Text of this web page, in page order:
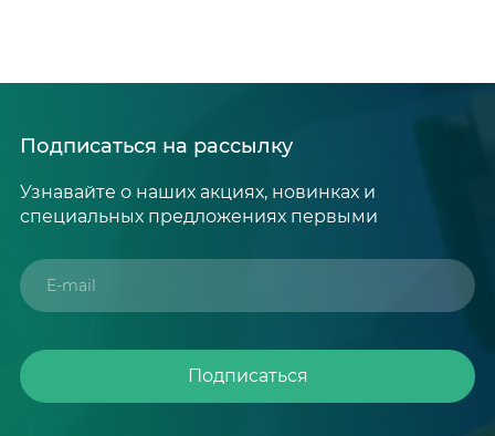
Подписаться на рассылку
Узнавайте о наших акциях, новинках и
специальных предложениях первыми
Подписаться